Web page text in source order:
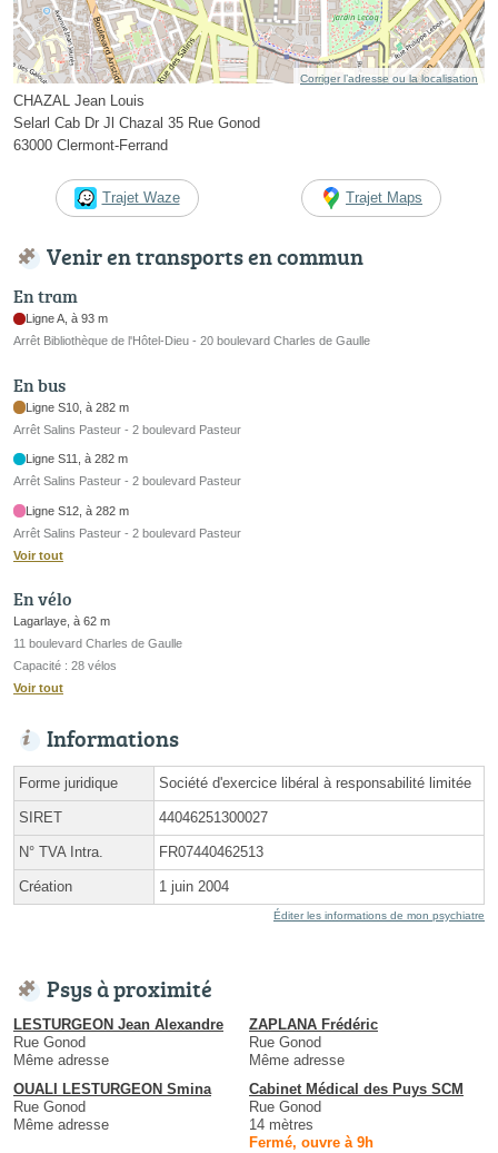
Corriger l’adresse ou la localisation
CHAZAL Jean Louis
Selarl Cab Dr Jl Chazal 35 Rue Gonod
63000 Clermont-Ferrand
Trajet Waze Trajet Maps
Venir en transports en commun
En tram
Ligne A, à 93 m
Arrêt Bibliothèque de l'Hôtel-Dieu - 20 boulevard Charles de Gaulle
En bus
Ligne S10, à 282 m
Arrêt Salins Pasteur - 2 boulevard Pasteur
Ligne S11, à 282 m
Arrêt Salins Pasteur - 2 boulevard Pasteur
Ligne S12, à 282 m
Arrêt Salins Pasteur - 2 boulevard Pasteur
Voir tout
En vélo
Lagarlaye, à 62 m
11 boulevard Charles de Gaulle
Capacité : 28 vélos
Voir tout
Informations
Forme juridique Société d'exercice libéral à responsabilité limitée
SIRET 44046251300027
N° TVA Intra. FR07440462513
Création 1 juin 2004
Éditer les informations de mon psychiatre
Psys à proximité
LESTURGEON Jean Alexandre
Rue Gonod
Même adresse
ZAPLANA Frédéric
Rue Gonod
Même adresse
OUALI LESTURGEON Smina
Rue Gonod
Même adresse
Cabinet Médical des Puys SCM
Rue Gonod
14 mètres
Fermé, ouvre à 9h